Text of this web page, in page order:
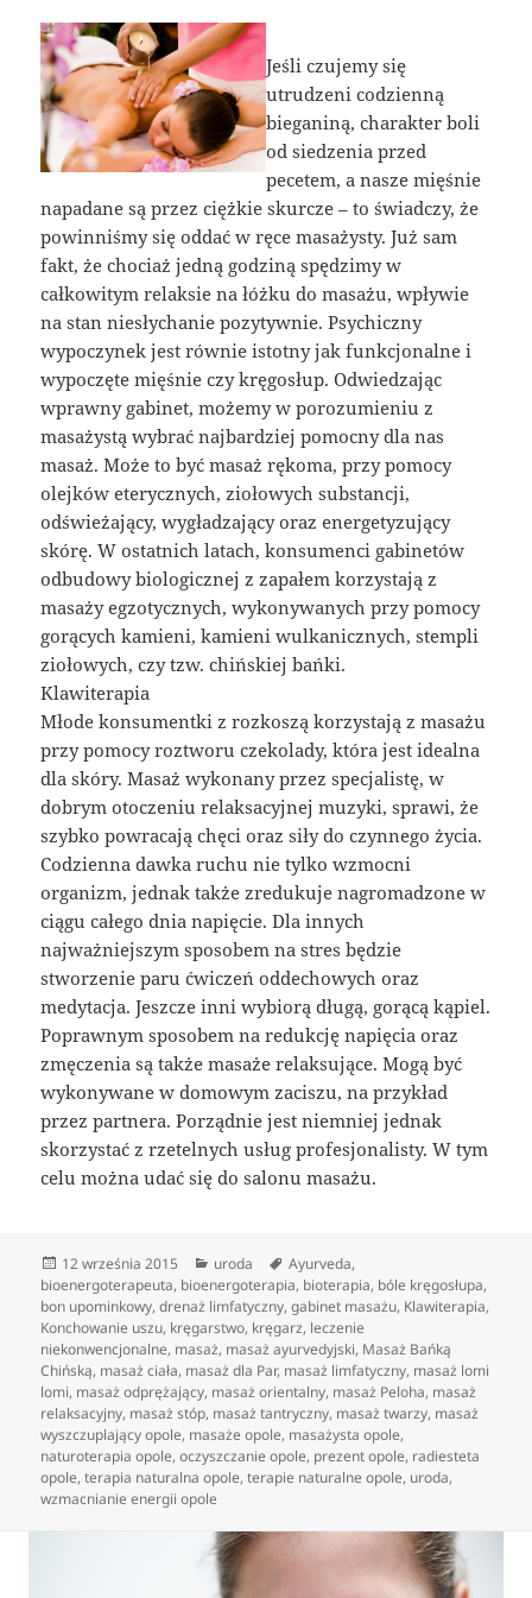
Jeśli czujemy się
utrudzeni codzienną
bieganiną, charakter boli
od siedzenia przed
pecetem, a nasze mięśnie
napadane są przez ciężkie skurcze – to świadczy, że
powinniśmy się oddać w ręce masażysty. Już sam
fakt, że chociaż jedną godziną spędzimy w
całkowitym relaksie na łóżku do masażu, wpływie
na stan niesłychanie pozytywnie. Psychiczny
wypoczynek jest równie istotny jak funkcjonalne i
wypoczęte mięśnie czy kręgosłup. Odwiedzając
wprawny gabinet, możemy w porozumieniu z
masażystą wybrać najbardziej pomocny dla nas
masaż. Może to być masaż rękoma, przy pomocy
olejków eterycznych, ziołowych substancji,
odświeżający, wygładzający oraz energetyzujący
skórę. W ostatnich latach, konsumenci gabinetów
odbudowy biologicznej z zapałem korzystają z
masaży egzotycznych, wykonywanych przy pomocy
gorących kamieni, kamieni wulkanicznych, stempli
ziołowych, czy tzw. chińskiej bańki.
Klawiterapia
Młode konsumentki z rozkoszą korzystają z masażu
przy pomocy roztworu czekolady, która jest idealna
dla skóry. Masaż wykonany przez specjalistę, w
dobrym otoczeniu relaksacyjnej muzyki, sprawi, że
szybko powracają chęci oraz siły do czynnego życia.
Codzienna dawka ruchu nie tylko wzmocni
organizm, jednak także zredukuje nagromadzone w
ciągu całego dnia napięcie. Dla innych
najważniejszym sposobem na stres będzie
stworzenie paru ćwiczeń oddechowych oraz
medytacja. Jeszcze inni wybiorą długą, gorącą kąpiel.
Poprawnym sposobem na redukcję napięcia oraz
zmęczenia są także masaże relaksujące. Mogą być
wykonywane w domowym zaciszu, na przykład
przez partnera. Porządnie jest niemniej jednak
skorzystać z rzetelnych usług profesjonalisty. W tym
celu można udać się do salonu masażu.
Data
publikacji
12 września 2015 Kategorie
uroda Tagi
Ayurveda,
bioenergoterapeuta, bioenergoterapia, bioterapia, bóle kręgosłupa,
bon upominkowy,drenaż limfatyczny,gabinet masażu, Klawiterapia,
Konchowanie uszu, kręgarstwo, kręgarz, leczenie
niekonwencjonalne, masaż, masaż ayurvedyjski, Masaż Bańką
Chińską, masaż ciała, masaż dla Par, masaż limfatyczny, masaż lomi
lomi, masaż odprężający, masaż orientalny, masaż Peloha, masaż
relaksacyjny, masaż stóp, masaż tantryczny, masaż twarzy, masaż
wyszczuplający opole, masaże opole, masażysta opole,
naturoterapia opole,oczyszczanie opole, prezent opole, radiesteta
opole,terapia naturalna opole,terapie naturalne opole, uroda,
wzmacnianie energii opole